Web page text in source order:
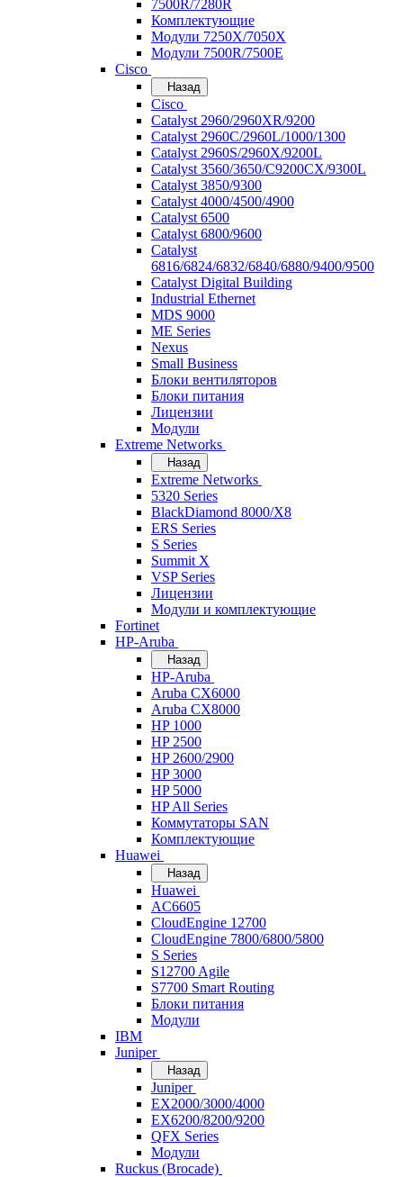
7500R/7280R
Комплектующие
Модули 7250X/7050X
Модули 7500R/7500E
Cisco
Назад
Cisco
Catalyst 2960/2960XR/9200
Catalyst 2960C/2960L/1000/1300
Catalyst 2960S/2960X/9200L
Catalyst 3560/3650/C9200CX/9300L
Catalyst 3850/9300
Catalyst 4000/4500/4900
Catalyst 6500
Catalyst 6800/9600
Catalyst
6816/6824/6832/6840/6880/9400/9500
Catalyst Digital Building
Industrial Ethernet
MDS 9000
ME Series
Nexus
Small Business
Блоки вентиляторов
Блоки питания
Лицензии
Модули
Extreme Networks
Назад
Extreme Networks
5320 Series
BlackDiamond 8000/X8
ERS Series
S Series
Summit X
VSP Series
Лицензии
Модули и комплектующие
Fortinet
HP-Aruba
Назад
HP-Aruba
Aruba CX6000
Aruba CX8000
HP 1000
HP 2500
HP 2600/2900
HP 3000
HP 5000
HP All Series
Коммутаторы SAN
Комплектующие
Huawei
Назад
Huawei
AC6605
CloudEngine 12700
CloudEngine 7800/6800/5800
S Series
S12700 Agile
S7700 Smart Routing
Блоки питания
Модули
IBM
Juniper
Назад
Juniper
EX2000/3000/4000
EX6200/8200/9200
QFX Series
Модули
Ruckus (Brocade)